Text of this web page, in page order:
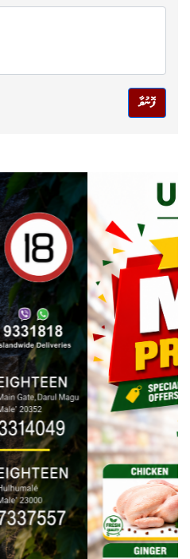
ފޮނުވާ